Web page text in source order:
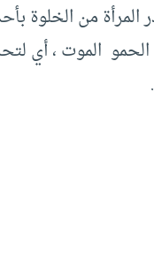
المرأة من الخلوة
الموت ، أي